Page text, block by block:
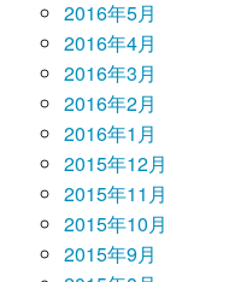
2016年5月
2016年4月
2016年3月
2016年2月
2016年1月
2015年12月
2015年11月
2015年10月
2015年9月